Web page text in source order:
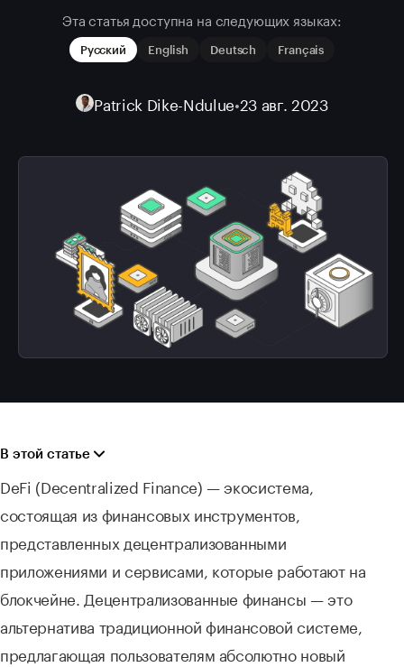
Эта статья доступна на следующих языках:
Русский English Deutsch Français
Patrick Dike-Ndulue•23 авг. 2023
В этой статье
DeFi (Decentralized Finance) — экосистема,
состоящая из финансовых инструментов,
представленных децентрализованными
приложениями и сервисами, которые работают на
блокчейне. Децентрализованные финансы — это
альтернатива традиционной финансовой системе,
предлагающая пользователям абсолютно новый